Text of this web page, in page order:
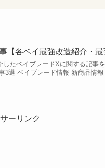
【各ベイ最強改造紹介・最
たベイブレードXに関する記事
3選 ベイブレード情報 新商品情
ーリンク